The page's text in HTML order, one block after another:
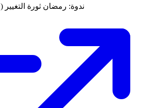
ندوة: رمضان ثورة التغيير (٥) || د. خالد أبو شادي